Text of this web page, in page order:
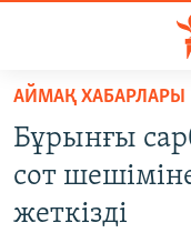
Skip
main
content
to
САЯСАТ
AZATTYQTV
АЙМАҚ ХАБАРЛАРЫ
Бұрынғы
сот
жеткізді